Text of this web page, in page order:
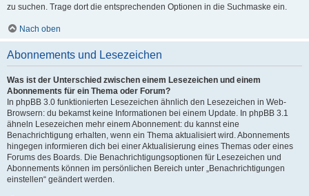
zu suchen. Trage dort die entsprechenden Optionen in die Suchmaske ein.
Nach oben
Abonnements und Lesezeichen
Was ist der Unterschied zwischen einem Lesezeichen und einem
Abonnements für ein Thema oder Forum?
In phpBB 3.0 funktionierten Lesezeichen ähnlich den Lesezeichen in Web-
Browsern: du bekamst keine Informationen bei einem Update. In phpBB 3.1
ähneln Lesezeichen mehr einem Abonnement: du kannst eine
Benachrichtigung erhalten, wenn ein Thema aktualisiert wird. Abonnements
hingegen informieren dich bei einer Aktualisierung eines Themas oder eines
Forums des Boards. Die Benachrichtigungsoptionen für Lesezeichen und
Abonnements können im persönlichen Bereich unter „Benachrichtigungen
einstellen“ geändert werden.